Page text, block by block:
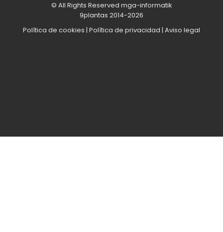
© All Rights Reserved mga-informatik
9plantas 2014-2026
Política de cookies | Política de privacidad | Aviso legal